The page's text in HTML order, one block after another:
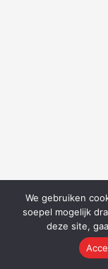
We gebruiken
soepel mogelijk
deze site,